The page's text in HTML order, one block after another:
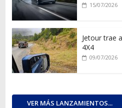
15/07/2026
Jetour trae
4X4
09/07/2026
VER MÁS LANZAMIENTOS...